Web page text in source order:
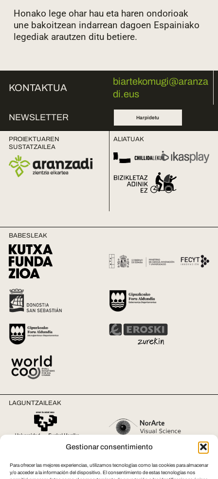
Gestionar consentimiento
Para ofrecer las mejores experiencias, utilizamos tecnologías como las cookies para almacenar
y/o acceder a la información del dispositivo. El consentimiento de estas tecnologías nos
Honako lege ohar hau eta haren ondorioak
une bakoitzean indarrean dagoen Espainiako
legediak arautzen ditu betiere.
KONTAKTUA
biartekomugi@aranza
di.eus
NEWSLETTER Harpidetu
PROIEKTUAREN
SUSTATZAILEA
ALIATUAK
BABESLEAK
LAGUNTZAILEAK